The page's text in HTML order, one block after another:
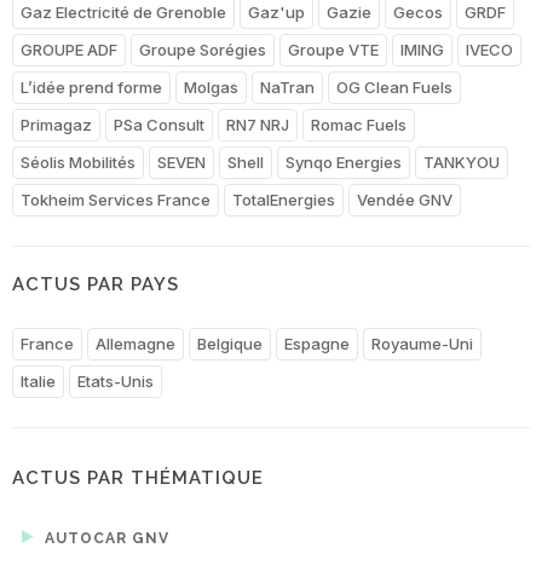
Gaz Electricité de Grenoble
Gaz'up Gazie Gecos
GRDF
GROUPE ADF
Groupe Sorégies Groupe VTE IMING
IVECO
L’idée prend forme
Molgas NaTran
OG Clean Fuels
Primagaz
PSa Consult RN7 NRJ
Romac Fuels
Séolis Mobilités
SEVEN Shell Synqo Energies
TANKYOU
Tokheim Services France
TotalEnergies Vendée GNV
ACTUS PAR PAYS
France Allemagne Belgique Espagne
Royaume-Uni
Italie
Etats-Unis
ACTUS PAR THÉMATIQUE
AUTOCAR GNV